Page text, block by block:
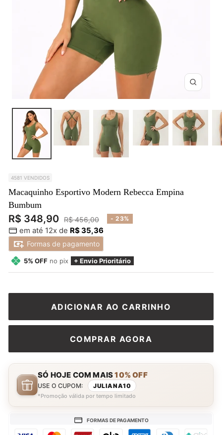
Zoom
4581 VENDIDOS
Macaquinho Esportivo Modern Rebecca Empina
Bumbum
Preço
promocional
R$ 348,90 Preço
normal
R$ 456,00 - 23%
em até 12x de R$ 35,36
Formas de pagamento
5% OFF no pix + Envio Prioritário
ADICIONAR AO CARRINHO
COMPRAR AGORA
SÓ HOJE COM MAIS10% OFF
USE O CUPOM: JULIANA10
*Promoção válida por tempo limitado
FORMAS DE PAGAMENTO